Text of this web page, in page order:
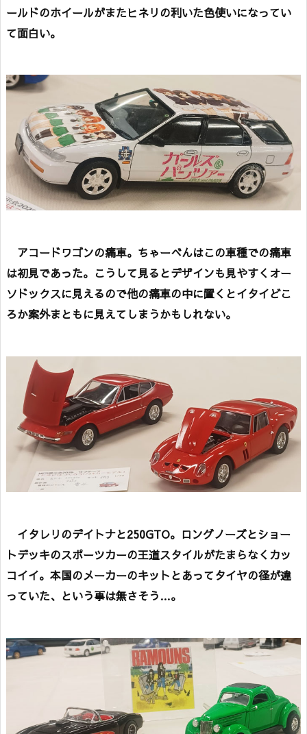
ールドのホイールがまたヒネリの利いた色使いになってい
て面白い。
アコードワゴンの痛車。ちゃーべんはこの車種での痛車
は初見であった。こうして見るとデザインも見やすくオー
ソドックスに見えるので他の痛車の中に置くとイタイどこ
ろか案外まともに見えてしまうかもしれない。
イタレリのデイトナと250GTO。ロングノーズとショー
トデッキのスポーツカーの王道スタイルがたまらなくカッ
コイイ。本国のメーカーのキットとあってタイヤの径が違
っていた、という事は無さそう…。